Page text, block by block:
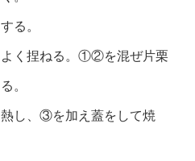
る。
く捏ねる。①②を混ぜ片栗
。
し、③を加え蓋をして焼